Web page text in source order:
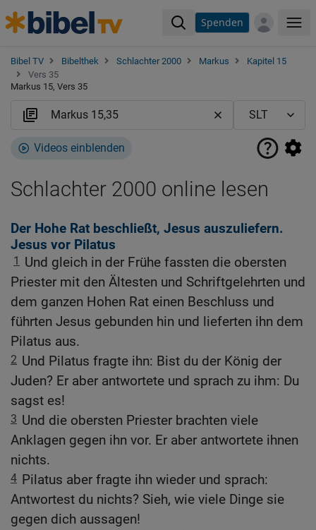
Spenden
Bibel TV Bibelthek Schlachter 2000 Markus
Kapitel 15
Vers 35
Markus 15, Vers 35
Videos einblenden
Schlachter 2000 online lesen
Der Hohe Rat beschließt, Jesus auszuliefern.
Jesus vor Pilatus
1
Und gleich in der Frühe fassten die obersten
Priester mit den Ältesten und Schriftgelehrten und
dem ganzen Hohen Rat einen Beschluss und
führten Jesus gebunden hin und lieferten ihn dem
Pilatus aus.
2 Und Pilatus fragte ihn: Bist du der König der
Juden? Er aber antwortete und sprach zu ihm: Du
sagst es!
3 Und die obersten Priester brachten viele
Anklagen gegen ihn vor. Er aber antwortete ihnen
nichts.
4 Pilatus aber fragte ihn wieder und sprach:
Antwortest du nichts? Sieh, wie viele Dinge sie
gegen dich aussagen!